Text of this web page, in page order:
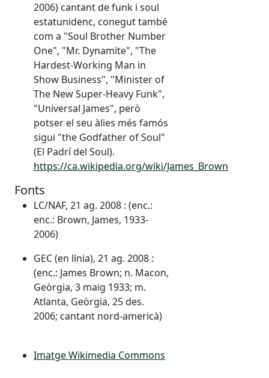
2006) cantant de funk i soul
estatunidenc, conegut també
com a "Soul Brother Number
One", "Mr. Dynamite", "The
Hardest-Working Man in
Show Business", "Minister of
The New Super-Heavy Funk",
"Universal James", però
potser el seu àlies més famós
sigui "the Godfather of Soul"
(El Padrí del Soul).
https://ca.wikipedia.org/wiki/James_Brown
Fonts
LC/NAF, 21 ag. 2008 : (enc.:
enc.: Brown, James, 1933-
2006)
GEC (en línia), 21 ag. 2008 :
(enc.: James Brown; n. Macon,
Geòrgia, 3 maig 1933; m.
Atlanta, Geòrgia, 25 des.
2006; cantant nord-americà)
Imatge Wikimedia Commons